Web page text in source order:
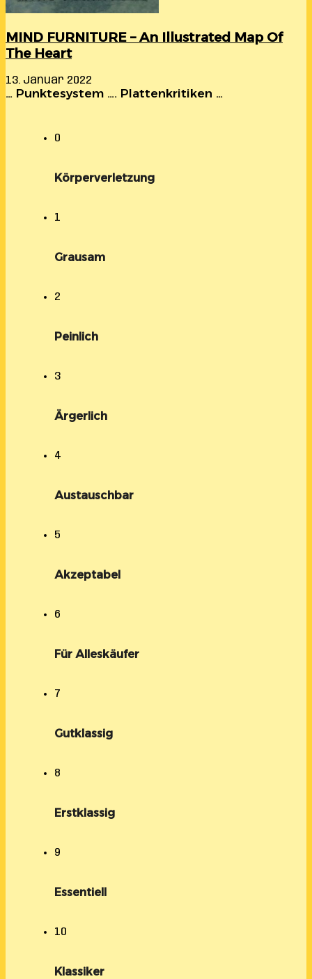
MIND FURNITURE – An Illustrated Map Of
The Heart
13. Januar 2022
… Punktesystem …. Plattenkritiken …
0
Körperverletzung
1
Grausam
2
Peinlich
3
Ärgerlich
4
Austauschbar
5
Akzeptabel
6
Für Alleskäufer
7
Gutklassig
8
Erstklassig
9
Essentiell
10
Klassiker